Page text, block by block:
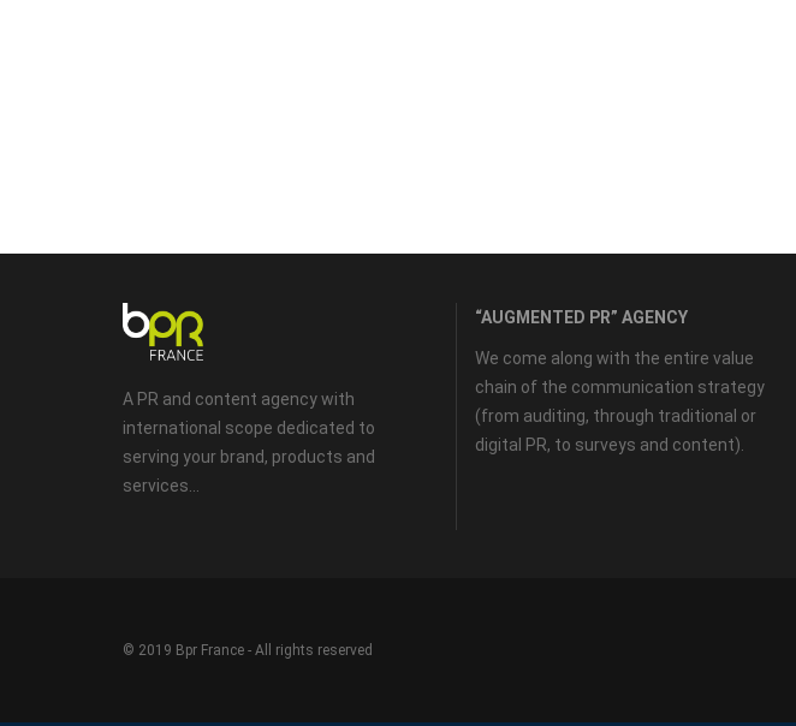
A PR and content agency with
international scope dedicated to
serving your brand, products and
services...
“AUGMENTED PR” AGENCY
We come along with the entire value
chain of the communication strategy
(from auditing, through traditional or
digital PR, to surveys and content).
© 2019 Bpr France - All rights reserved